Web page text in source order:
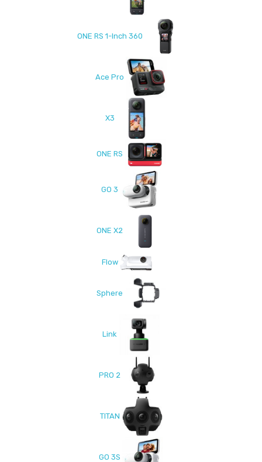
ONE RS 1-Inch 360
Ace Pro
X3
ONE RS
GO 3
ONE X2
Flow
Sphere
Link
PRO 2
TITAN
GO 3S